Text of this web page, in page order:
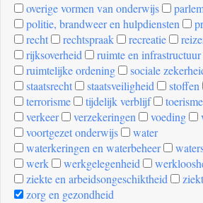
overige vormen van onderwijs
politie, brandweer en hulpdiensten
recht
rechtspraak recreatie
rijksoverheid
ruimte en infrastructuur
ruimtelijke ordening
sociale
staatsrecht
staatsveiligheid stoffen
terrorisme
tijdelijk verblijf toerisme
verkeer
verzekeringen voeding
voortgezet onderwijs
water
waterkeringen en waterbeheer
werk
werkgelegenheid
ziekte en arbeidsongeschiktheid
zorg en gezondheid